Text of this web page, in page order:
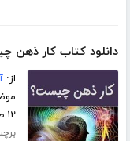
دانلود کتاب کار ذهن
از:
۱۲ صفحه